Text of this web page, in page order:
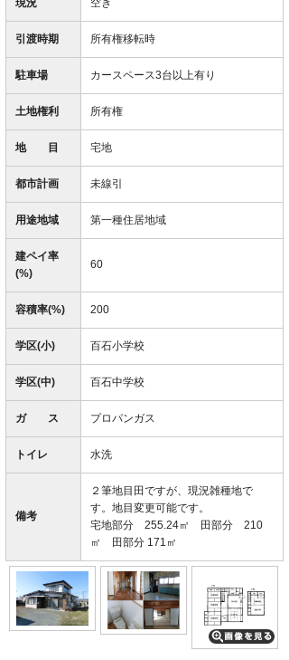
現況 空き
引渡時期 所有権移転時
駐車場 カースペース3台以上有り
土地権利 所有権
地 目 宅地
都市計画 未線引
用途地域 第一種住居地域
建ペイ率
(%)
60
容積率(%) 200
学区(小) 百石小学校
学区(中) 百石中学校
ガ ス プロパンガス
トイレ 水洗
備考
２筆地目田ですが、現況雑種地で
す。地目変更可能です。
宅地部分 255.24㎡ 田部分 210
㎡ 田部分 171㎡